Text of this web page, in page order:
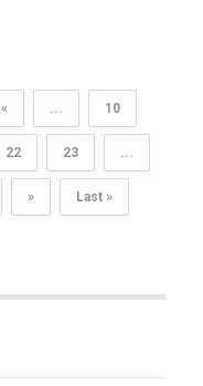
« ... 10
22 23 ...
» Last »